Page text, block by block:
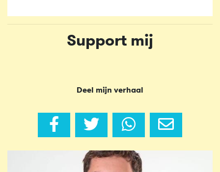
Support mij
Deel mijn verhaal